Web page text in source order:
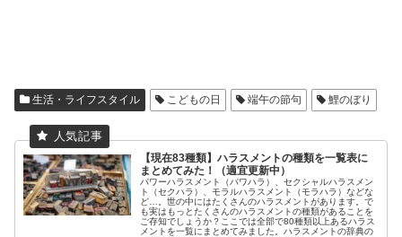
生活・ライフスタイル こどもの日 端午の節句 鯉のぼり
【現在83種類】ハラスメントの種類を一覧表に
まとめてみた！（適宜更新中）
パワーハラスメント（パワハラ）、セクシャルハラスメン
ト（セクハラ）、モラルハラスメント（モラハラ）などな
ど…。世の中にはたくさんのハラスメントがあります。で
も実はもっとたくさんのハラスメントの種類があることを
ご存知でしょうか？ここでは全部で80種類以上あるハラス
メントを一覧にまとめてみました。ハラスメントの辞典の